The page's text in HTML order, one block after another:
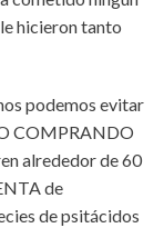
hicieron tanto
podemos evitar
COMPRANDO
alrededor de 60
de
de psitácidos